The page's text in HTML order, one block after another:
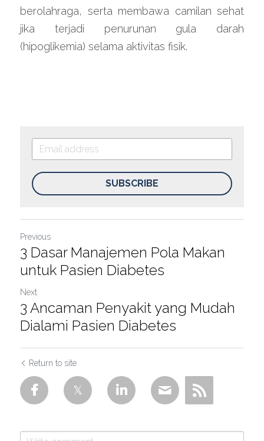
berolahraga, serta membawa camilan sehat
jika terjadi penurunan gula darah
(hipoglikemia) selama aktivitas fisik.
SUBSCRIBE
Previous
3 Dasar Manajemen Pola Makan
untuk Pasien Diabetes
Next
3 Ancaman Penyakit yang Mudah
Dialami Pasien Diabetes
Return to site